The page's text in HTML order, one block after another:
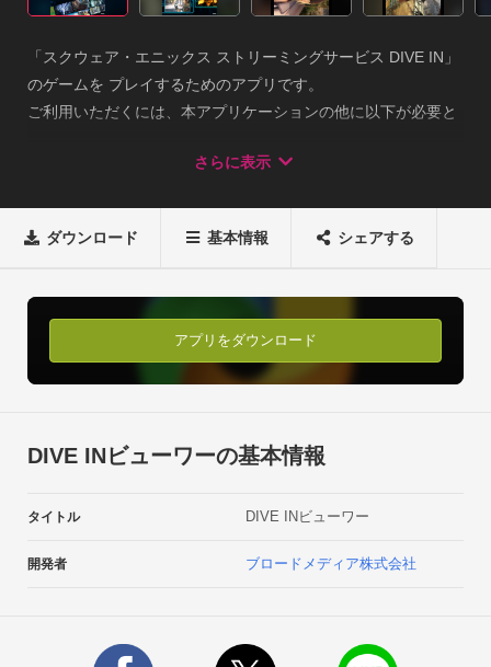
「スクウェア・エニックス ストリーミングサービス DIVE IN」
のゲームを プレイするためのアプリです。
ご利用いただくには、本アプリケーションの他に以下が必要と
末は公式サイトをご確認ください
さらに表示
ダウンロード 基本情報 シェアする
アプリをダウンロード
DIVE INビューワーの基本情報
タイトル DIVE INビューワー
開発者 ブロードメディア株式会社